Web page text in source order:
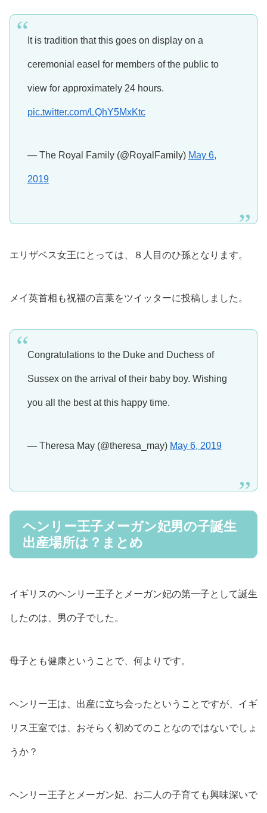
It is tradition that this goes on display on a
ceremonial easel for members of the public to
view for approximately 24 hours.
pic.twitter.com/LQhY5MxKtc
— The Royal Family (@RoyalFamily) May 6,
2019
エリザベス女王にとっては、８人目のひ孫となります。
メイ英首相も祝福の言葉をツイッターに投稿しました。
Congratulations to the Duke and Duchess of
Sussex on the arrival of their baby boy. Wishing
you all the best at this happy time.
— Theresa May (@theresa_may) May 6, 2019
ヘンリー王子メーガン妃男の子誕生
出産場所は？まとめ
イギリスのヘンリー王子とメーガン妃の第一子として誕生
したのは、男の子でした。
母子とも健康ということで、何よりです。
ヘンリー王は、出産に立ち会ったということですが、イギ
リス王室では、おそらく初めてのことなのではないでしょ
うか？
ヘンリー王子とメーガン妃、お二人の子育ても興味深いで